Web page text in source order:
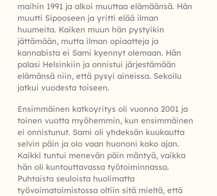
maihin 1991 ja alkoi muuttaa elämäänsä. Hän
muutti Sipooseen ja yritti elää ilman
huumeita. Kaiken muun hän pystyikin
jättämään, mutta ilman opiaatteja ja
kannabista ei Sami kyennyt olemaan. Hän
palasi Helsinkiin ja onnistui järjestämään
elämänsä niin, että pysyi aineissa. Sekoilu
jatkui vuodesta toiseen.
Ensimmäinen katkoyritys oli vuonna 2001 ja
toinen vuotta myöhemmin, kun ensimmäinen
ei onnistunut. Sami oli yhdeksän kuukautta
selvin päin ja olo vaan huononi koko ajan.
Kaikki tuntui menevän päin mäntyä, vaikka
hän oli kuntouttavassa työtoiminnassa.
Puhtaista seuloista huolimatta
työvoimatoimistossa oltiin sitä mieltä, että